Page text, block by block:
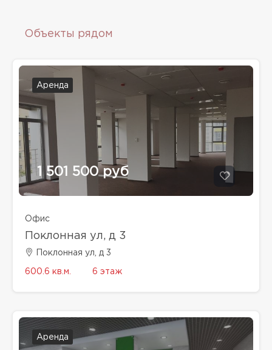
Объекты рядом
Аренда
1 501 500 руб
Офис
Поклонная ул, д 3
Поклонная ул, д 3
600.6 кв.м. 6 этаж
Аренда